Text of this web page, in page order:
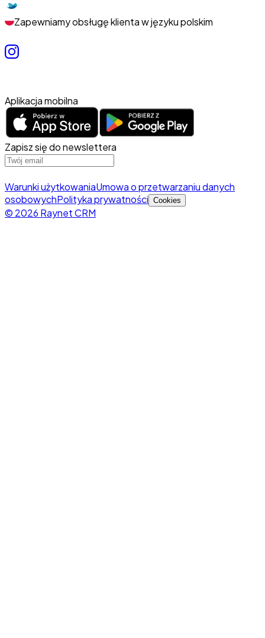
Zapewniamy obsługę klienta w języku polskim
Aplikacja mobilna
Zapisz się do newslettera
Warunki użytkowaniaUmowa o przetwarzaniu danych
osobowychPolityka prywatności Cookies
© 2026 Raynet CRM